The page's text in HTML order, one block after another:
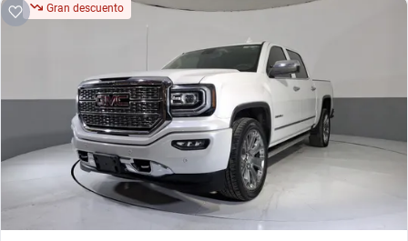
Gran descuento